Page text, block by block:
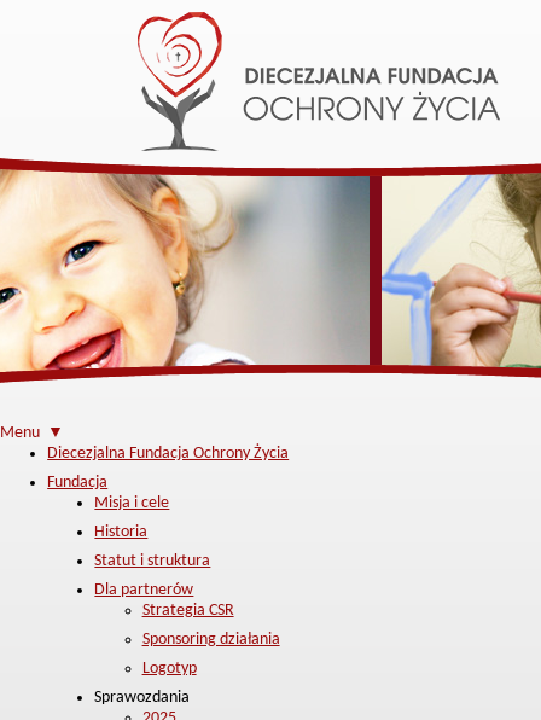
Menu ▼
Diecezjalna Fundacja Ochrony Życia
Fundacja
Misja i cele
Historia
Statut i struktura
Dla partnerów
Strategia CSR
Sponsoring działania
Logotyp
Sprawozdania